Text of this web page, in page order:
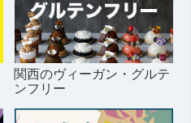
関西のヴィーガン・グルテ
ンフリー